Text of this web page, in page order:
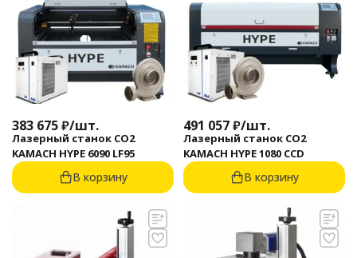
383 675₽/шт.
Лазерный станок CO2
KAMACH HYPE 6090 LF95
В корзину
491 057₽/шт.
Лазерный станок CO2
KAMACH HYPE 1080 CCD
В корзину